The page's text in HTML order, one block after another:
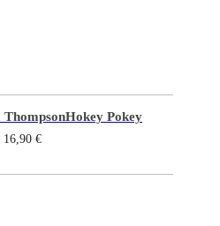
Hokey Pokey
16,90 €